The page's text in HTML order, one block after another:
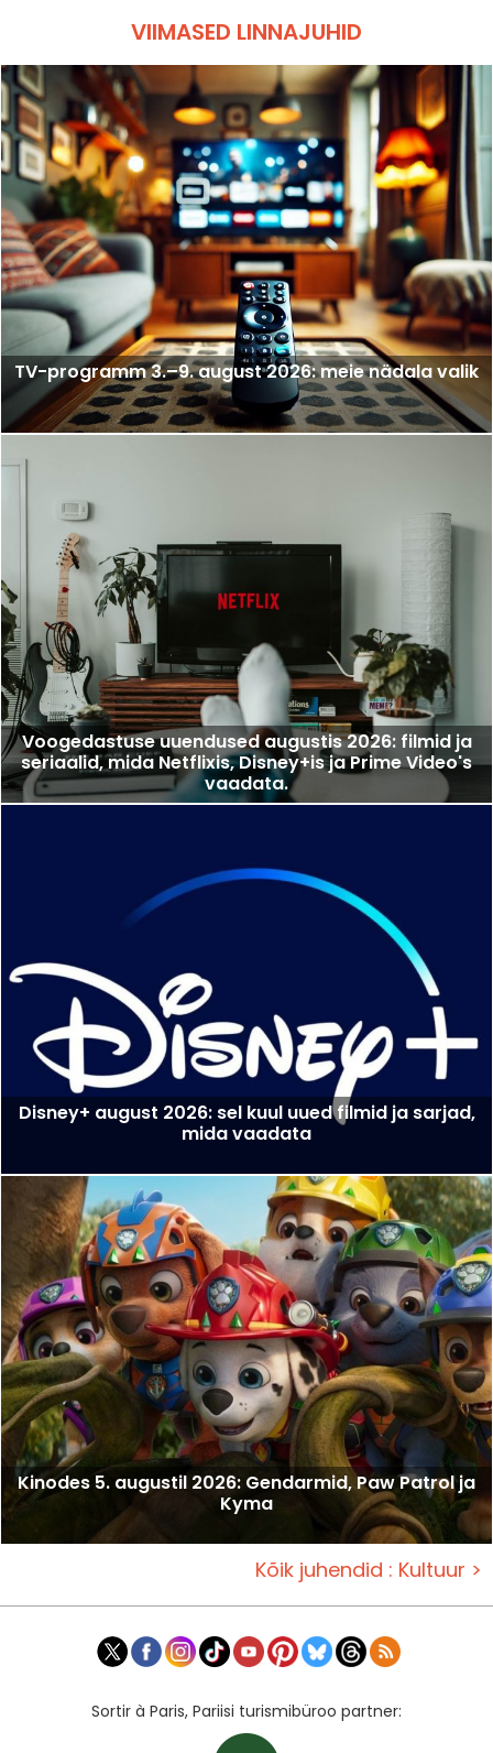
VIIMASED LINNAJUHID
TV-programm 3.–9. august 2026: meie nädala valik
Voogedastuse uuendused augustis 2026: filmid ja
seriaalid, mida Netflixis, Disney+is ja Prime Video's
vaadata.
Disney+ august 2026: sel kuul uued filmid ja sarjad,
mida vaadata
Kinodes 5. augustil 2026: Gendarmid, Paw Patrol ja
Kyma
Kõik juhendid : Kultuur >
Sortir à Paris, Pariisi turismibüroo partner: